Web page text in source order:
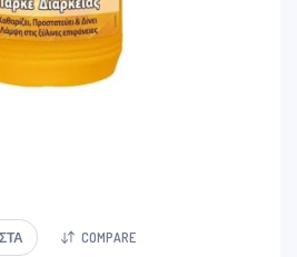
COMPARE